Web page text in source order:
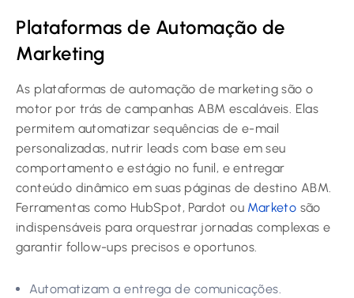
Plataformas de Automação de
Marketing
As plataformas de automação de marketing são o
motor por trás de campanhas ABM escaláveis. Elas
permitem automatizar sequências de e-mail
personalizadas, nutrir leads com base em seu
comportamento e estágio no funil, e entregar
conteúdo dinâmico em suas páginas de destino ABM.
Ferramentas como HubSpot, Pardot ou Marketo são
indispensáveis para orquestrar jornadas complexas e
garantir follow-ups precisos e oportunos.
Automatizam a entrega de comunicações.